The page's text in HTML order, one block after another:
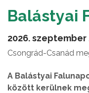
Balástyai
2026. szeptember
Csongrád-Csanád
A Balástyai
között kerülnek